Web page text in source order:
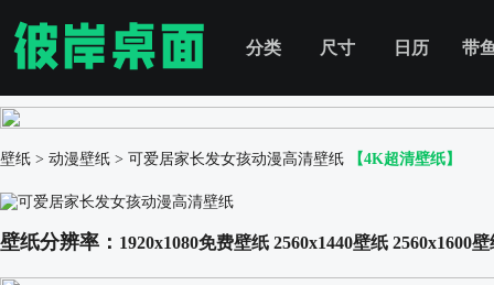
分类 尺寸 日历 带
壁纸 > 动漫壁纸 > 可爱居家长发女孩动漫高清壁纸 【4K超清壁纸】
壁纸分辨率： 1920x1080免费壁纸 2560x1440壁纸 2560x1600壁